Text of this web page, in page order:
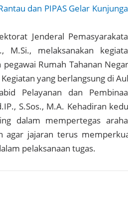
dan PIPAS Gelar
Jenderal
M.Si., melaksanakan
Rumah Tahanan
yang berlangsung di
Pelayanan dan
S.Sos., M.A. Kehadiran
dalam mempertegas
agar jajaran terus
pelaksanaan tugas.